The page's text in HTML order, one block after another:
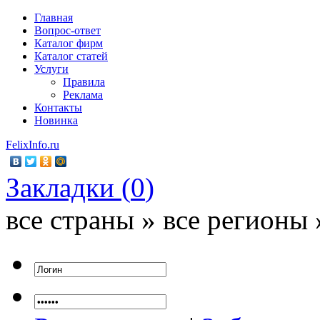
Главная
Вопрос-ответ
Каталог фирм
Каталог статей
Услуги
Правила
Реклама
Контакты
Новинка
FelixInfo.ru
Закладки (0)
все страны » все регионы